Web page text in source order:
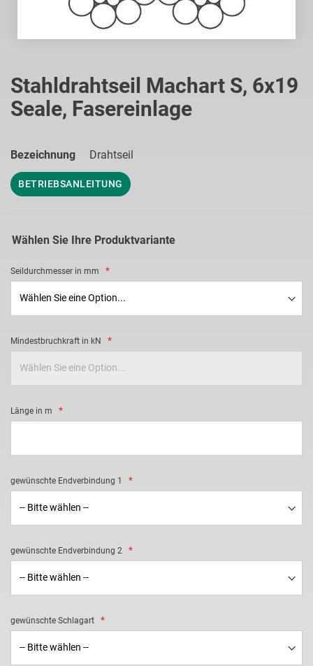
Stahldrahtseil Machart S, 6x19
Seale, Fasereinlage
Bezeichnung Drahtseil
BETRIEBSANLEITUNG
Wählen Sie Ihre Produktvariante
Seildurchmesser in mm
Mindestbruchkraft in kN
Länge in m
gewünschte Endverbindung 1
gewünschte Endverbindung 2
gewünschte Schlagart
Anfang
der
Bildgalerie